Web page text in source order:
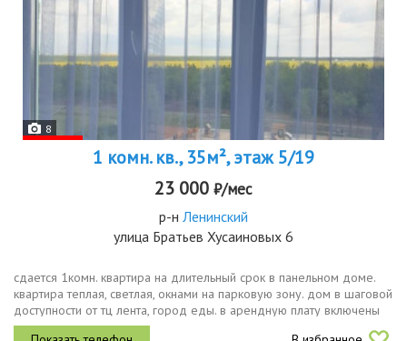
8
1 комн. кв., 35м², этаж 5/19
23 000 ₽/мес
р-н Ленинский
улица Братьев Хусаиновых 6
сдается 1комн. квартира на длительный срок в панельном доме.
квартира теплая, светлая, окнами на парковую зону. дом в шаговой
доступности от тц лента, город еды. в арендную плату включены
жку кроме счетчиков вода, свет.условия без животных...